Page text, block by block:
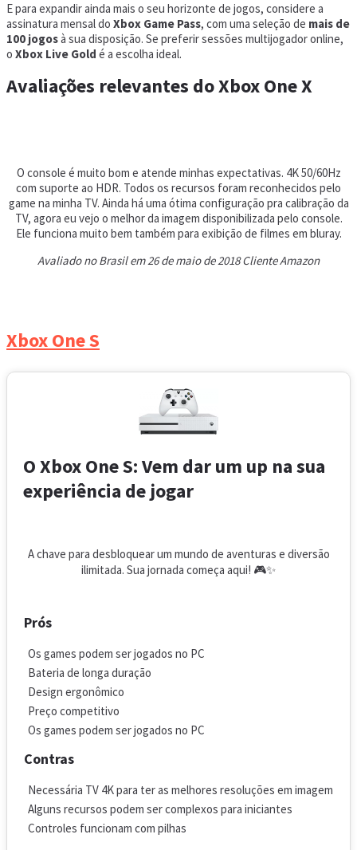
E para expandir ainda mais o seu horizonte de jogos, considere a
assinatura mensal do Xbox Game Pass, com uma seleção de mais de
100 jogosà sua disposição. Se preferir sessões multijogador online,
o Xbox Live Gold é a escolha ideal.
Avaliações relevantes do Xbox One X
O console é muito bom e atende minhas expectativas. 4K 50/60Hz
com suporte ao HDR. Todos os recursos foram reconhecidos pelo
game na minha TV. Ainda há uma ótima configuração pra calibração da
TV, agora eu vejo o melhor da imagem disponibilizada pelo console.
Ele funciona muito bem também para exibição de filmes em bluray.
Avaliado no Brasil em 26 de maio de 2018 Cliente Amazon
Xbox One S
O Xbox One S: Vem dar um up na sua
experiência de jogar
A chave para desbloquear um mundo de aventuras e diversão
ilimitada. Sua jornada começa aqui! 🎮✨
Prós
Os games podem ser jogados no PC
Bateria de longa duração
Design ergonômico
Preço competitivo
Os games podem ser jogados no PC
Contras
Necessária TV 4K para ter as melhores resoluções em imagem
Alguns recursos podem ser complexos para iniciantes
Controles funcionam com pilhas